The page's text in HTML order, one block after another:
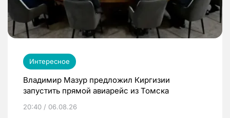
Интересное
Владимир Мазур предложил Киргизии
запустить прямой авиарейс из Томска
20:40 / 06.08.26